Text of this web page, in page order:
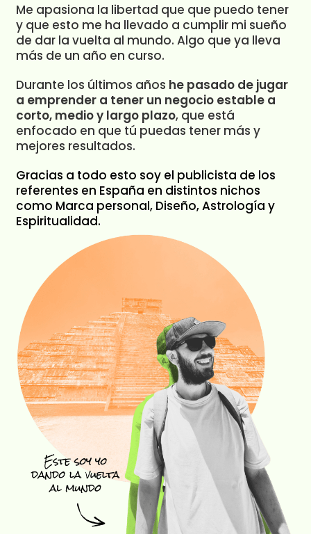
Me apasiona la libertad que que puedo tener
y que esto me ha llevado a cumplir mi sueño
de dar la vuelta al mundo. Algo que ya lleva
más de un año en curso.
Durante los últimos años he pasado de jugar
a emprender a tener un negocio estable a
corto, medio y largo plazo, que está
enfocado en que tú puedas tener más y
mejores resultados.
Gracias a todo esto soy el publicista de los
referentes en España en distintos nichos
como Marca personal, Diseño, Astrología y
Espiritualidad.